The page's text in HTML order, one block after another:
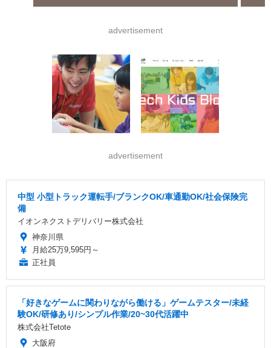
advertisement
advertisement
中型 小型トラック運転手/ブランクOK/車通勤OK/社会保険完
備
イオンネクストデリバリー株式会社
神奈川県
月給25万9,595円～
正社員
「好きなゲームに関わりながら働ける」ゲームテスター/未経
験OK/研修あり/シンプル作業/20~30代活躍中
株式会社Tetote
大阪府